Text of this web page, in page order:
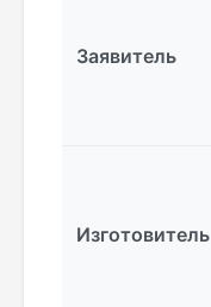
Заявитель
Изготовитель